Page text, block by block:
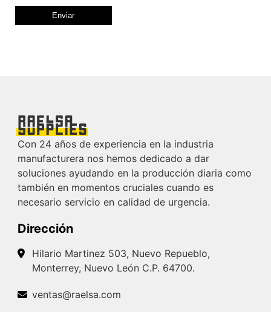
Con 24 años de experiencia en la industria
manufacturera nos hemos dedicado a dar
soluciones ayudando en la producción diaria como
también en momentos cruciales cuando es
necesario servicio en calidad de urgencia.
Dirección
Hilario Martinez 503, Nuevo Repueblo,
Monterrey, Nuevo León C.P. 64700.
ventas@raelsa.com